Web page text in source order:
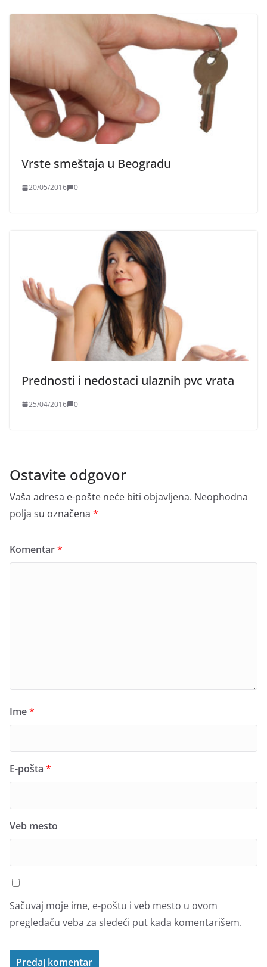
Vrste smeštaja u Beogradu
20/05/2016 0
Prednosti i nedostaci ulaznih pvc vrata
25/04/2016 0
Ostavite odgovor
Vaša adresa e-pošte neće biti objavljena. Neophodna
polja su označena *
Komentar*
Ime*
E-pošta *
Veb mesto
Sačuvaj moje ime, e-poštu i veb mesto u ovom
pregledaču veba za sledeći put kada komentarišem.